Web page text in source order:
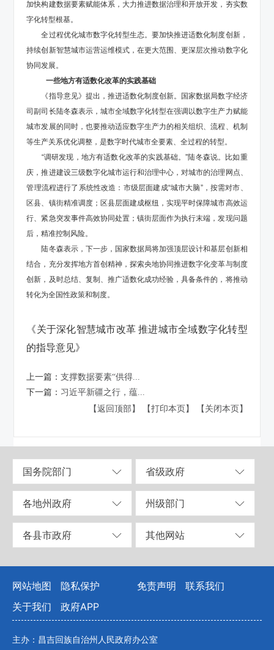
加快构建数据要素赋能体系，大力推进数据治理和开放开发，夯实数
字化转型根基。
全过程优化城市数字化转型生态。要加快推进适数化制度创新，
持续创新智慧城市运营运维模式，在更大范围、更深层次推动数字化
协同发展。
一些地方有适数化改革的实践基础
《指导意见》提出，推进适数化制度创新。国家数据局数字经济
司副司长陆冬森表示，城市全域数字化转型在强调以数字生产力赋能
城市发展的同时，也要推动适应数字生产力的相关组织、流程、机制
等生产关系优化调整，是数字时代城市全要素、全过程的转型。
“调研发现，地方有适数化改革的实践基础。”陆冬森说。比如重
庆，推进建设三级数字化城市运行和治理中心，对城市的治理网点、
管理流程进行了系统性改造：市级层面建成“城市大脑”，按需对市、
区县、镇街精准调度；区县层面建成枢纽，实现平时保障城市高效运
行、紧急突发事件高效协同处置；镇街层面作为执行末端，发现问题
后，精准控制风险。
陆冬森表示，下一步，国家数据局将加强顶层设计和基层创新相
结合，充分发挥地方首创精神，探索央地协同推进数字化变革与制度
创新，及时总结、复制、推广适数化成功经验，具备条件的，将推动
转化为全国性政策和制度。
《关于深化智慧城市改革 推进城市全域数字化转型
的指导意见》
上一篇：支撑数据要素“供得...
下一篇： 习近平新疆之行，蕴...
【返回顶部】
【打印本页】 【关闭本页】
国务院部门 省级政府
各地州政府 州级部门
各县市政府 其他网站
网站地图 隐私保护 免责声明
联系我们
关于我们
政府APP
主办：昌吉回族自治州人民政府办公室